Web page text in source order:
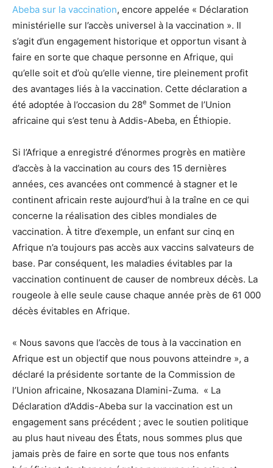
Abeba sur la vaccination, encore appelée « Déclaration
ministérielle sur l’accès universel à la vaccination ». Il
s’agit d’un engagement historique et opportun visant à
faire en sorte que chaque personne en Afrique, qui
qu’elle soit et d’où qu’elle vienne, tire pleinement profit
des avantages liés à la vaccination. Cette déclaration a
été adoptée à l’occasion du 28e Sommet de l’Union
africaine qui s’est tenu à Addis-Abeba, en Éthiopie.
Si l’Afrique a enregistré d’énormes progrès en matière
d’accès à la vaccination au cours des 15 dernières
années, ces avancées ont commencé à stagner et le
continent africain reste aujourd’hui à la traîne en ce qui
concerne la réalisation des cibles mondiales de
vaccination. À titre d’exemple, un enfant sur cinq en
Afrique n’a toujours pas accès aux vaccins salvateurs de
base. Par conséquent, les maladies évitables par la
vaccination continuent de causer de nombreux décès. La
rougeole à elle seule cause chaque année près de 61 000
décès évitables en Afrique.
« Nous savons que l’accès de tous à la vaccination en
Afrique est un objectif que nous pouvons atteindre », a
déclaré la présidente sortante de la Commission de
l’Union africaine, Nkosazana Dlamini-Zuma. « La
Déclaration d’Addis-Abeba sur la vaccination est un
engagement sans précédent ; avec le soutien politique
au plus haut niveau des États, nous sommes plus que
jamais près de faire en sorte que tous nos enfants